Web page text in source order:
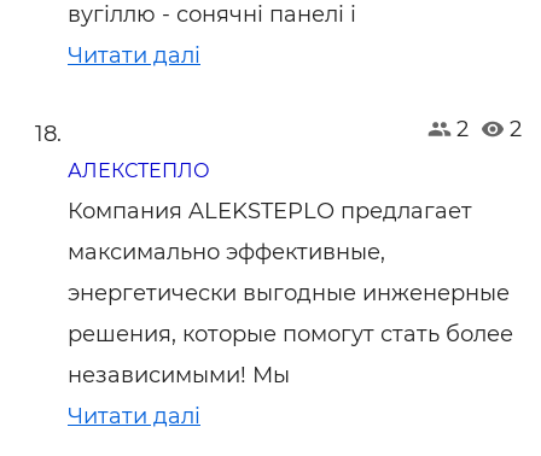
вугіллю - сонячні панелі і
Читати далі
2 2
АЛЕКСТЕПЛО
Компания ALEKSTEPLO предлагает
максимально эффективные,
энергетически выгодные инженерные
решения, которые помогут стать более
независимыми! Мы
Читати далі